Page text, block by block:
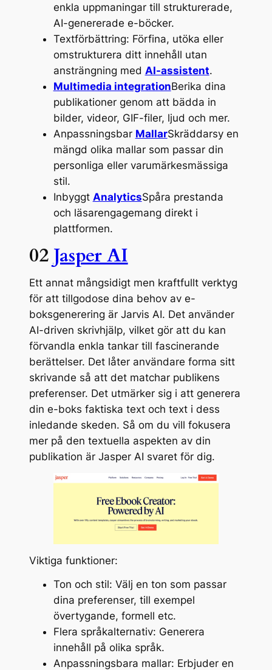
enkla uppmaningar till strukturerade,
AI-genererade e-böcker.
Textförbättring: Förfina, utöka eller
omstrukturera ditt innehåll utan
ansträngning med AI-assistent.
Multimedia integrationBerika dina
publikationer genom att bädda in
bilder, videor, GIF-filer, ljud och mer.
Anpassningsbar MallarSkräddarsy en
mängd olika mallar som passar din
personliga eller varumärkesmässiga
stil.
Inbyggt AnalyticsSpåra prestanda
och läsarengagemang direkt i
plattformen.
02 Jasper AI
Ett annat mångsidigt men kraftfullt verktyg
för att tillgodose dina behov av e-
boksgenerering är Jarvis AI. Det använder
AI-driven skrivhjälp, vilket gör att du kan
förvandla enkla tankar till fascinerande
berättelser. Det låter användare forma sitt
skrivande så att det matchar publikens
preferenser. Det utmärker sig i att generera
din e-boks faktiska text och text i dess
inledande skeden. Så om du vill fokusera
mer på den textuella aspekten av din
publikation är Jasper AI svaret för dig.
Viktiga funktioner:
Ton och stil: Välj en ton som passar
dina preferenser, till exempel
övertygande, formell etc.
Flera språkalternativ: Generera
innehåll på olika språk.
Anpassningsbara mallar: Erbjuder en